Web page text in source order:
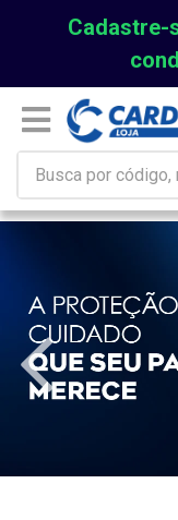
Cadastre-